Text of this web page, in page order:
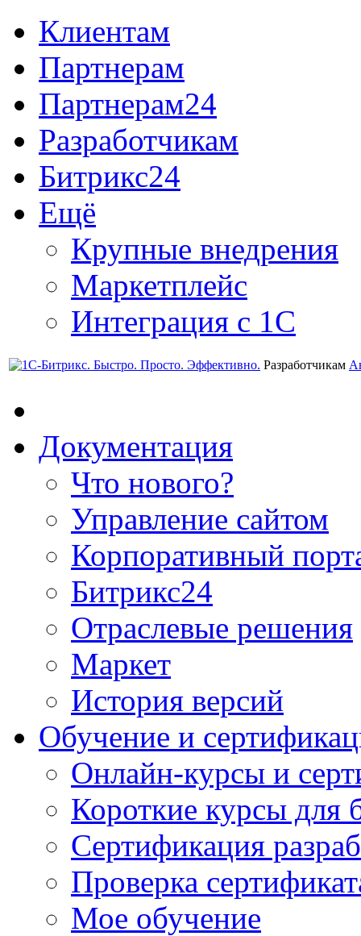
Клиентам
Партнерам
Партнерам24
Разработчикам
Битрикс24
Ещё
Крупные внедрения
Маркетплейс
Интеграция с 1С
Разработчикам
Документация
Что нового?
Управление сайтом
Корпоративный
Битрикс24
Отраслевые решения
Маркет
История версий
Обучение и
Онлайн-курсы и
Короткие курсы для
Сертификация
Проверка
Мое обучение